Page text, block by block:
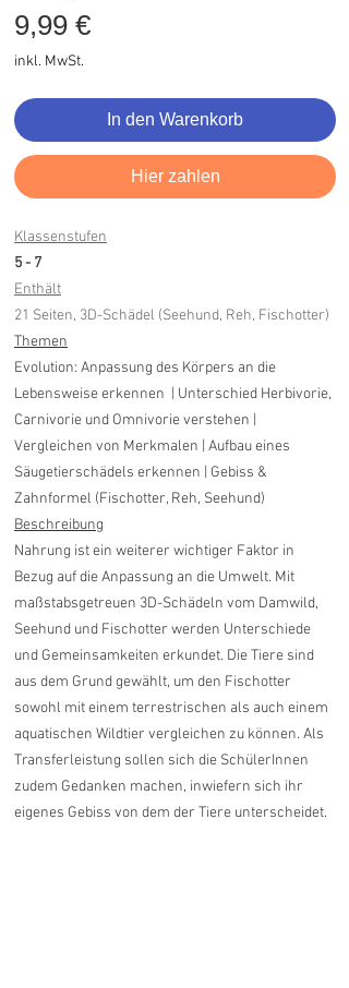
9,99 €Preis
inkl. MwSt.
In den Warenkorb
Hier zahlen
Klassenstufen
5 - 7
Enthält
21 Seiten, 3D-Schädel (Seehund, Reh, Fischotter)
Themen
Evolution: Anpassung des Körpers an die
Lebensweise erkennen | Unterschied Herbivorie,
Carnivorie und Omnivorie verstehen |
Vergleichen von Merkmalen | Aufbau eines
Säugetierschädels erkennen | Gebiss &
Zahnformel (Fischotter, Reh, Seehund)
Beschreibung
Nahrung ist ein weiterer wichtiger Faktor in
Bezug auf die Anpassung an die Umwelt. Mit
maßstabsgetreuen 3D-Schädeln vom Damwild,
Seehund und Fischotter werden Unterschiede
und Gemeinsamkeiten erkundet. Die Tiere sind
aus dem Grund gewählt, um den Fischotter
sowohl mit einem terrestrischen als auch einem
aquatischen Wildtier vergleichen zu können. Als
Transferleistung sollen sich die SchülerInnen
zudem Gedanken machen, inwiefern sich ihr
eigenes Gebiss von dem der Tiere unterscheidet.